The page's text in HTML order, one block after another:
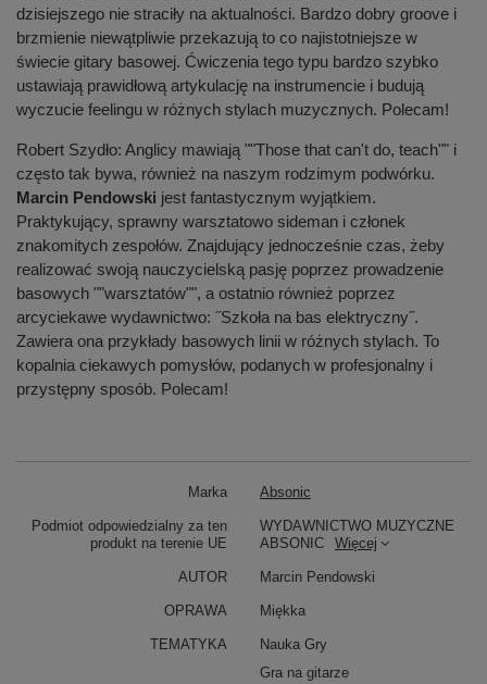
dzisiejszego nie straciły na aktualności. Bardzo dobry groove i
brzmienie niewątpliwie przekazują to co najistotniejsze w
świecie gitary basowej. Ćwiczenia tego typu bardzo szybko
ustawiają prawidłową artykulację na instrumencie i budują
wyczucie feelingu w różnych stylach muzycznych. Polecam!
Robert Szydło: Anglicy mawiają ""Those that can't do, teach"" i
często tak bywa, również na naszym rodzimym podwórku.
Marcin Pendowski jest fantastycznym wyjątkiem.
Praktykujący, sprawny warsztatowo sideman i członek
znakomitych zespołów. Znajdujący jednocześnie czas, żeby
realizować swoją nauczycielską pasję poprzez prowadzenie
basowych ""warsztatów"", a ostatnio również poprzez
arcyciekawe wydawnictwo: ˝Szkoła na bas elektryczny˝.
Zawiera ona przykłady basowych linii w różnych stylach. To
kopalnia ciekawych pomysłów, podanych w profesjonalny i
przystępny sposób. Polecam!
Marka Absonic
Podmiot odpowiedzialny za ten
produkt na terenie UE
WYDAWNICTWO MUZYCZNE
ABSONIC
Więcej
AUTOR Marcin Pendowski
OPRAWA Miękka
TEMATYKA
Nauka Gry
Gra na gitarze